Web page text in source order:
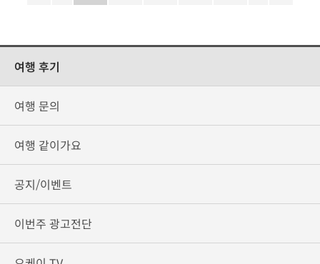
여행 후기
여행 문의
여행 같이가요
공지/이벤트
이번주 광고전단